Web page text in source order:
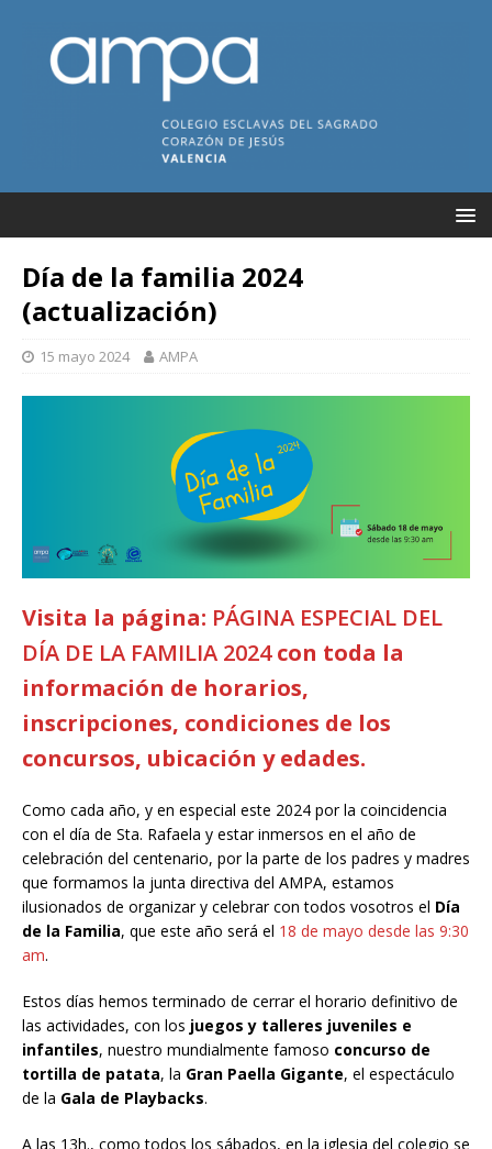
Día de la familia 2024
(actualización)
15 mayo 2024 AMPA
Visita la página: PÁGINA ESPECIAL DEL
DÍA DE LA FAMILIA 2024con toda la
información de horarios,
inscripciones, condiciones de los
concursos, ubicación y edades.
Como cada año, y en especial este 2024 por la coincidencia
con el día de Sta. Rafaela y estar inmersos en el año de
celebración del centenario, por la parte de los padres y madres
que formamos la junta directiva del AMPA, estamos
ilusionados de organizar y celebrar con todos vosotros el Día
de la Familia, que este año será el 18 de mayo desde las 9:30
am.
Estos días hemos terminado de cerrar el horario definitivo de
las actividades, con los juegos y talleres juveniles e
infantiles, nuestro mundialmente famoso concurso de
tortilla de patata, la Gran Paella Gigante, el espectáculo
de la Gala de Playbacks.
A las 13h., como todos los sábados, en la iglesia del colegio se